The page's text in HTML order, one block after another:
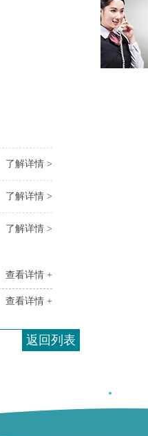
了解详情 >
了解详情 >
了解详情 >
查看详情 +
查看详情 +
返回列表